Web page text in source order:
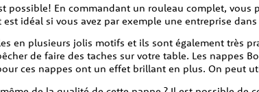
possible! En commandant un rouleau complet,
idéal si vous avez par exemple une entreprise
en plusieurs jolis motifs et ils sont également très
de faire des taches sur votre table. Les nappes
ces nappes ont un effet brillant en plus. On peut